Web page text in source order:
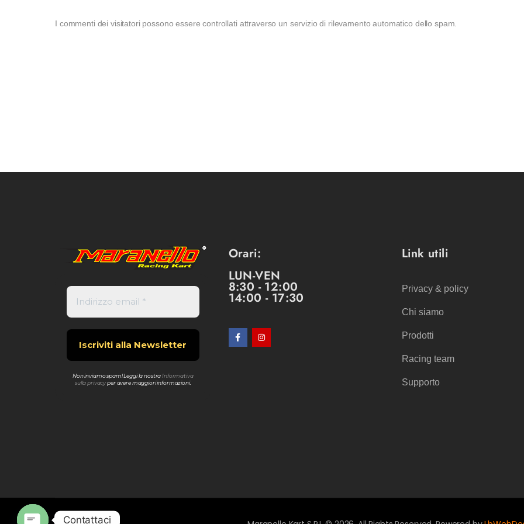
I commenti dei visitatori possono essere controllati attraverso un servizio di rilevamento automatico dello spam.
Non inviamo spam! Leggi la nostra Informativa
sulla privacyper avere maggiori informazioni.
Orari:
LUN-VEN
8:30 - 12:00
14:00 - 17:30
Link utili
Privacy & policy
Chi siamo
Prodotti
Racing team
Supporto
Contattaci